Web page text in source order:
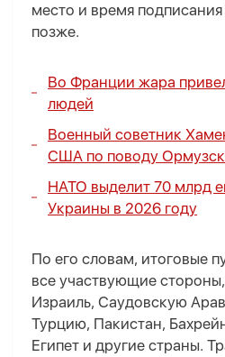
место и время
позже.
Во Франции жара
людей
Военный советник
США по поводу
НАТО выделит 70 млрд
Украины в 2026 году
По его словам, итоговые
все участвующие
Израиль, Саудовскую
Турцию, Пакистан,
Египет и другие страны.